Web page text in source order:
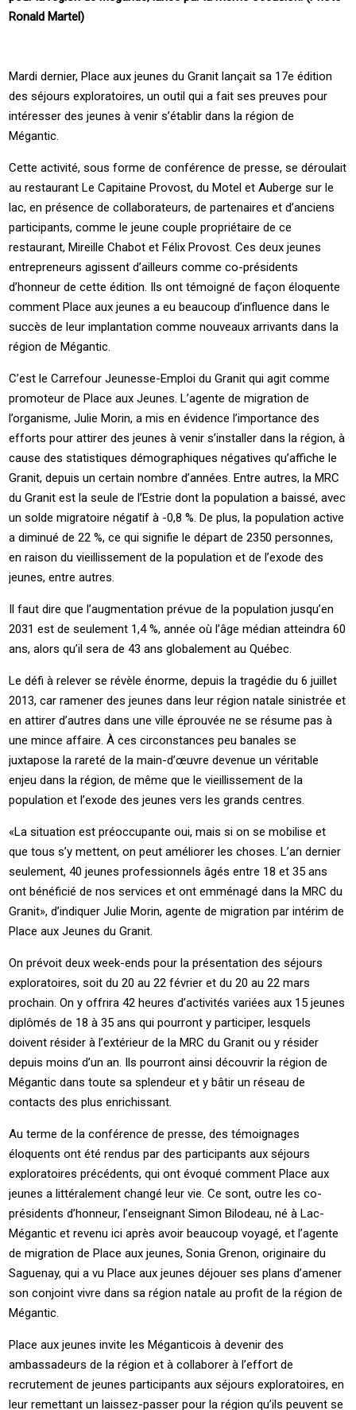
Ronald Martel)
Mardi dernier, Place aux jeunes du Granit lançait sa 17e édition
des séjours exploratoires, un outil qui a fait ses preuves pour
intéresser des jeunes à venir s’établir dans la région de
Mégantic.
Cette activité, sous forme de conférence de presse, se déroulait
au restaurant Le Capitaine Provost, du Motel et Auberge sur le
lac, en présence de collaborateurs, de partenaires et d’anciens
participants, comme le jeune couple propriétaire de ce
restaurant, Mireille Chabot et Félix Provost. Ces deux jeunes
entrepreneurs agissent d’ailleurs comme co-présidents
d’honneur de cette édition. Ils ont témoigné de façon éloquente
comment Place aux jeunes a eu beaucoup d’influence dans le
succès de leur implantation comme nouveaux arrivants dans la
région de Mégantic.
C’est le Carrefour Jeunesse-Emploi du Granit qui agit comme
promoteur de Place aux Jeunes. L’agente de migration de
l’organisme, Julie Morin, a mis en évidence l’importance des
efforts pour attirer des jeunes à venir s’installer dans la région, à
cause des statistiques démographiques négatives qu’affiche le
Granit, depuis un certain nombre d’années. Entre autres, la MRC
du Granit est la seule de l’Estrie dont la population a baissé, avec
un solde migratoire négatif à -0,8 %. De plus, la population active
a diminué de 22 %, ce qui signifie le départ de 2350 personnes,
en raison du vieillissement de la population et de l’exode des
jeunes, entre autres.
Il faut dire que l’augmentation prévue de la population jusqu’en
2031 est de seulement 1,4 %, année où l’âge médian atteindra 60
ans, alors qu’il sera de 43 ans globalement au Québec.
Le défi à relever se révèle énorme, depuis la tragédie du 6 juillet
2013, car ramener des jeunes dans leur région natale sinistrée et
en attirer d’autres dans une ville éprouvée ne se résume pas à
une mince affaire. À ces circonstances peu banales se
juxtapose la rareté de la main-d’œuvre devenue un véritable
enjeu dans la région, de même que le vieillissement de la
population et l’exode des jeunes vers les grands centres.
«La situation est préoccupante oui, mais si on se mobilise et
que tous s’y mettent, on peut améliorer les choses. L’an dernier
seulement, 40 jeunes professionnels âgés entre 18 et 35 ans
ont bénéficié de nos services et ont emménagé dans la MRC du
Granit», d’indiquer Julie Morin, agente de migration par intérim de
Place aux Jeunes du Granit.
On prévoit deux week-ends pour la présentation des séjours
exploratoires, soit du 20 au 22 février et du 20 au 22 mars
prochain. On y offrira 42 heures d’activités variées aux 15 jeunes
diplômés de 18 à 35 ans qui pourront y participer, lesquels
doivent résider à l’extérieur de la MRC du Granit ou y résider
depuis moins d’un an. Ils pourront ainsi découvrir la région de
Mégantic dans toute sa splendeur et y bâtir un réseau de
contacts des plus enrichissant.
Au terme de la conférence de presse, des témoignages
éloquents ont été rendus par des participants aux séjours
exploratoires précédents, qui ont évoqué comment Place aux
jeunes a littéralement changé leur vie. Ce sont, outre les co-
présidents d’honneur, l’enseignant Simon Bilodeau, né à Lac-
Mégantic et revenu ici après avoir beaucoup voyagé, et l’agente
de migration de Place aux jeunes, Sonia Grenon, originaire du
Saguenay, qui a vu Place aux jeunes déjouer ses plans d’amener
son conjoint vivre dans sa région natale au profit de la région de
Mégantic.
Place aux jeunes invite les Méganticois à devenir des
ambassadeurs de la région et à collaborer à l’effort de
recrutement de jeunes participants aux séjours exploratoires, en
leur remettant un laissez-passer pour la région qu’ils peuvent se